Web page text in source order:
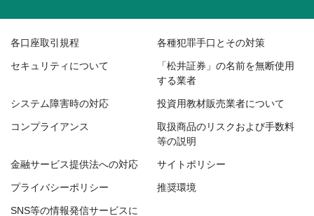
各口座取引規程 各種犯罪手口とその対策
セキュリティについて
「松井証券」の名前を無断使用
する業者
システム障害時の対応 投資用教材販売業者について
コンプライアンス
取扱商品のリスクおよび手数料
等の説明
金融サービス提供法への対応 サイトポリシー
プライバシーポリシー 推奨環境
SNS等の情報発信サービスに